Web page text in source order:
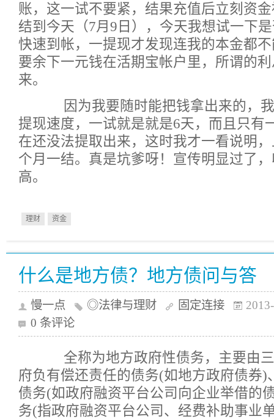
账，这一试不要紧，结果充值后立刻资
结到今天（7月9日），今天我想试一下
快速到帐，一提现才发现连我的本金都
要余下一元钱在活期宝帐户里，所谓的
来。
因为我要随时能把钱拿出来的，我
提现速度，一试就是就是6天，而且只有
在还没法提取出来，这时我才一看说明
个月一结。真是坑爹呀！宣传明显过了
高。
理财 资金
什么是地方债？地方债问与答
慢一点 ◎法律与理财 固定连接
0 条评论
全称为地方政府性债务，主要由三
府负有偿还责任的债务(如地方政府债券)
债务(如政府融资平台公司向企业举借的
务(指政府融资平台公司、经费补助事业